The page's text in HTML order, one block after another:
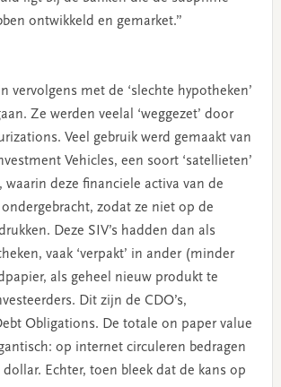
ontwikkeld en gemarket.”
vervolgens met de ‘slechte hypotheken’
Ze werden veelal ‘weggezet’ door
Veel gebruik werd gemaakt van
Vehicles, een soort ‘satellieten’
waarin deze financiele activa van de
zodat ze niet op de
Deze SIV’s hadden dan als
vaak ‘verpakt’ in ander (minder
als geheel nieuw produkt te
Dit zijn de CDO’s,
Obligations. De totale on paper value
op internet circuleren bedragen
Echter, toen bleek dat de kans op